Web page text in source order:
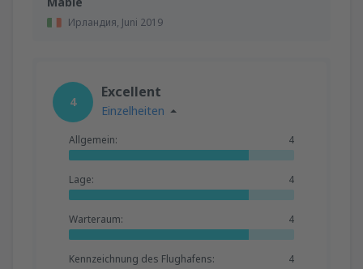
Ирландия, Juni 2019
4
Excellent
Einzelheiten
Allgemein: 4
Lage: 4
Warteraum: 4
Kennzeichnung des Flughafens: 4